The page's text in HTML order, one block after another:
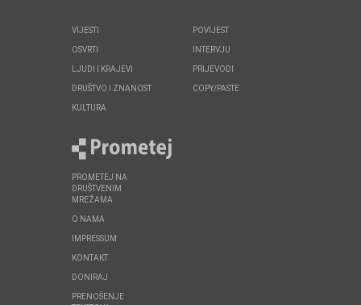
VIJESTI
OSVRTI
LJUDI I KRAJEVI
DRUŠTVO I ZNANOST
KULTURA
POVIJEST
INTERVJU
PRIJEVODI
COPY/PASTE
PROMETEJ NA
DRUŠTVENIM
MREŽAMA
O NAMA
IMPRESSUM
KONTAKT
DONIRAJ
PRENOŠENJE